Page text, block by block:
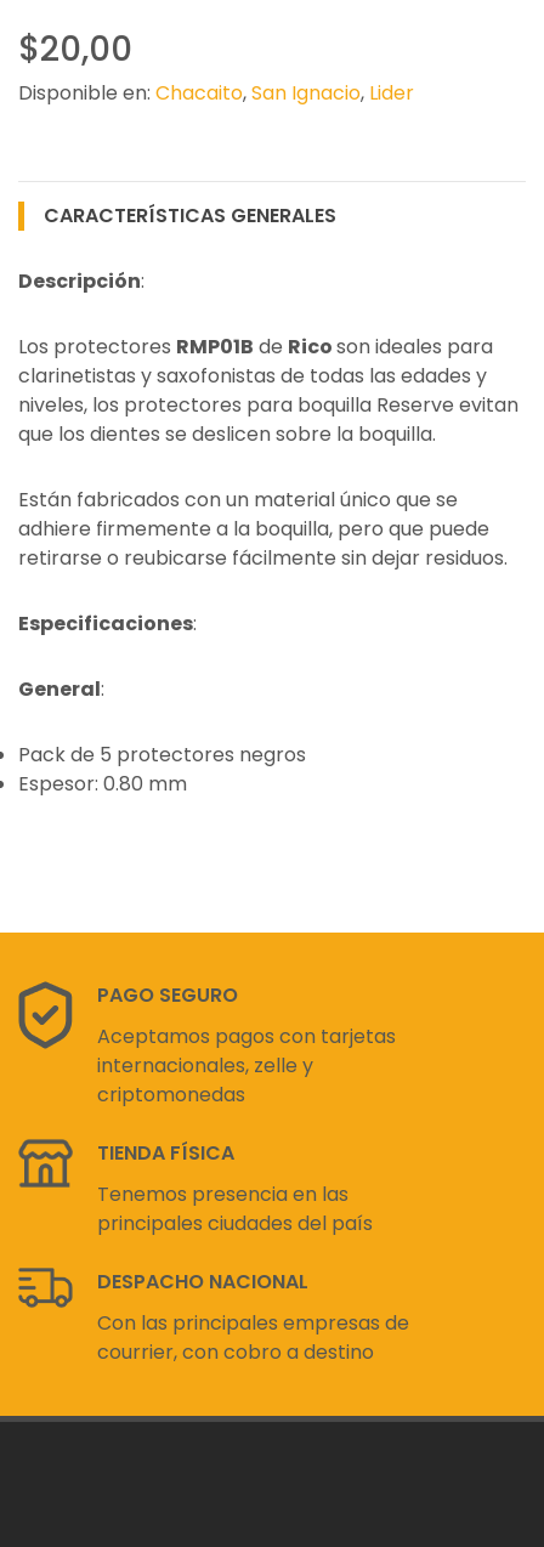
$20,00
Disponible en: Chacaito,San Ignacio, Lider
CARACTERÍSTICAS GENERALES
Descripción:
Los protectores RMP01B de Ricoson ideales para
clarinetistas y saxofonistas de todas las edades y
niveles, los protectores para boquilla Reserve evitan
que los dientes se deslicen sobre la boquilla.
Están fabricados con un material único que se
adhiere firmemente a la boquilla, pero que puede
retirarse o reubicarse fácilmente sin dejar residuos.
Especificaciones:
General:
Pack de 5 protectores negros
Espesor: 0.80 mm
PAGO SEGURO
Aceptamos pagos con tarjetas
internacionales, zelle y
criptomonedas
TIENDA FÍSICA
Tenemos presencia en las
principales ciudades del país
DESPACHO NACIONAL
Con las principales empresas de
courrier, con cobro a destino